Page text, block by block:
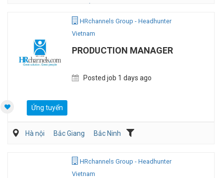
HRchannels Group - Headhunter
Vietnam
PRODUCTION MANAGER
Posted job 1 days ago
Ứng tuyển
Hà nội Bắc Giang
Bắc Ninh
Kỹ sư Công Nghiệp (IE)/Cải tiến sản xuất
HRchannels Group - Headhunter
Vietnam